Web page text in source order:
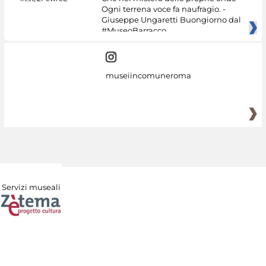
Ogni terrena voce fa naufragio. -
Giuseppe Ungaretti Buongiorno dal
#MuseoBarracco
museiincomuneroma
Servizi museali